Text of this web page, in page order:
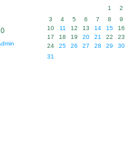
1
2
3
4 5 6 7 8
9
10
11 12 13 14 15
16
17
18 19 20 21 22
23
24
25 26 27 28 29
30
31